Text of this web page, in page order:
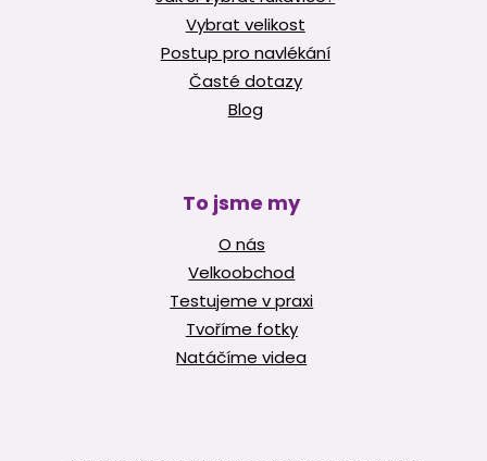
Vybrat velikost
Postup pro navlékání
Časté dotazy
Blog
To jsme my
O nás
Velkoobchod
Testujeme v praxi
Tvoříme fotky
Natáčíme videa